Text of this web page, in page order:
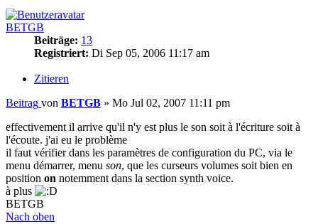
BETGB
Beiträge: 13
Registriert: Di Sep 05, 2006 11:17 am
Zitieren
Beitrag von BETGB » Mo Jul 02, 2007 11:11 pm
effectivement il arrive qu'il n'y est plus le son soit à l'écriture soit à
l'écoute. j'ai eu le problème
il faut vérifier dans les paramètres de configuration du PC, via le
menu démarrer, menu son, que les curseurs volumes soit bien en
position on notemment dans la section synth voice.
à plus
BETGB
Nach oben